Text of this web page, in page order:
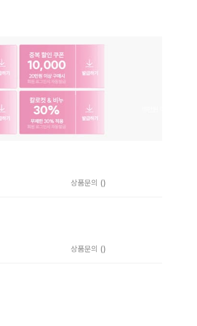
상품문의 ()
상품문의 ()